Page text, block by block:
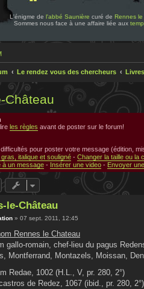
L'énigme de l'abbé Saunière curé de Rennes
Sommes nous face à une affaire liée aux
Le rendez vous des chercheurs
Château
les règles avant de poster sur le forum!
pour poster votre message (édition,
italique et souligné - Changer la taille ou la
à un message - Insérer une video - Envoyer
le-Château
» 07 sept. 2011, 12:45
Rennes le Chateau
gallo-romain, chef-lieu du pagus
Montferrand, Montazels, Moissan,
Redae, 1002 (H.L., V, pr. 280, 2°)
de Redez, 1067 (ibid., pr. 280, 2°)